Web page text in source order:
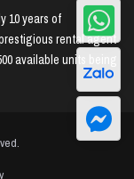
10 years of
rental agent
available units being